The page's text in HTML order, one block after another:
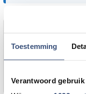
Toestemming
Verantwoord
Foutje gezien of
Zie je een fout in
kijken er graag